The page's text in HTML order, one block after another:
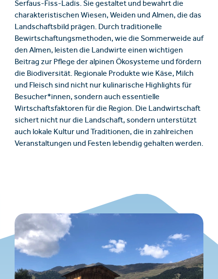
Serfaus-Fiss-Ladis. Sie gestaltet und bewahrt die
charakteristischen Wiesen, Weiden und Almen, die das
Landschaftsbild prägen. Durch traditionelle
Bewirtschaftungsmethoden, wie die Sommerweide auf
den Almen, leisten die Landwirte einen wichtigen
Beitrag zur Pflege der alpinen Ökosysteme und fördern
die Biodiversität. Regionale Produkte wie Käse, Milch
und Fleisch sind nicht nur kulinarische Highlights für
Besucher*innen, sondern auch essentielle
Wirtschaftsfaktoren für die Region. Die Landwirtschaft
sichert nicht nur die Landschaft, sondern unterstützt
auch lokale Kultur und Traditionen, die in zahlreichen
Veranstaltungen und Festen lebendig gehalten werden.